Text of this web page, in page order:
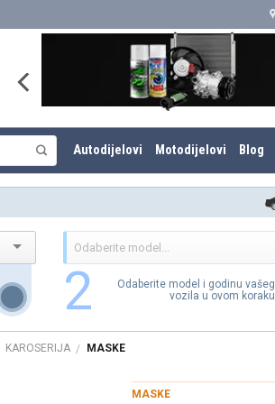
Autodijelovi Motodijelovi Blog
2
Odaberite model i godinu vašeg
vozila u ovom koraku
KAROSERIJA / MASKE
MASKE